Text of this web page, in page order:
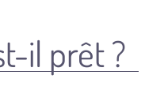
il prêt ?